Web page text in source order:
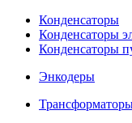
Конденсаторы
Конденсаторы
Конденсаторы
Энкодеры